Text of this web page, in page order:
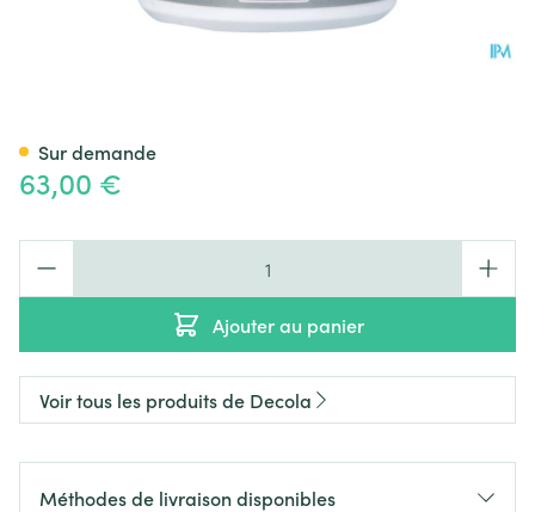
63,00 €
Ajouter au panier
Sur demande
Voir tous les produits de Decola
Méthodes de livraison disponibles